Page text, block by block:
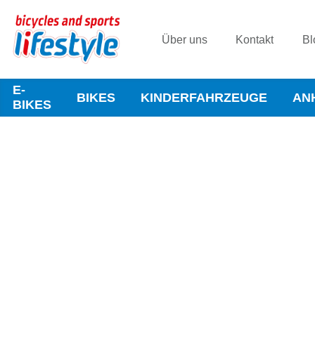
Über uns Kontakt
E-
BIKES
BIKES KINDERFAHRZEUGE